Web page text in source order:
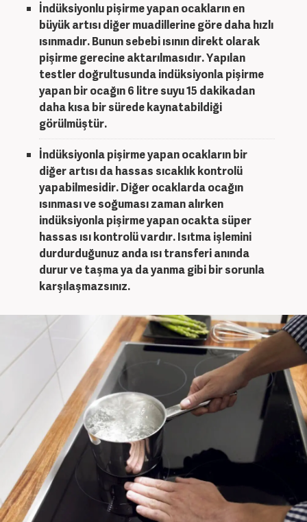
İndüksiyonlu pişirme yapan ocakların en
büyük artısı diğer muadillerine göre daha hızlı
ısınmadır. Bunun sebebi ısının direkt olarak
pişirme gerecine aktarılmasıdır. Yapılan
testler doğrultusundaindüksiyonla pişirme
yapan bir ocağın 6 litre suyu 15 dakikadan
daha kısa bir sürede kaynatabildiği
görülmüştür.
İndüksiyonla pişirmeyapan ocakların bir
diğer artısı da hassas sıcaklık kontrolü
yapabilmesidir. Diğer ocaklarda ocağın
ısınması ve soğuması zaman alırken
indüksiyonla pişirmeyapan ocakta süper
hassas ısı kontrolü vardır. Isıtma işlemini
durdurduğunuz anda ısı transferi anında
durur ve taşma ya da yanma gibi bir sorunla
karşılaşmazsınız.